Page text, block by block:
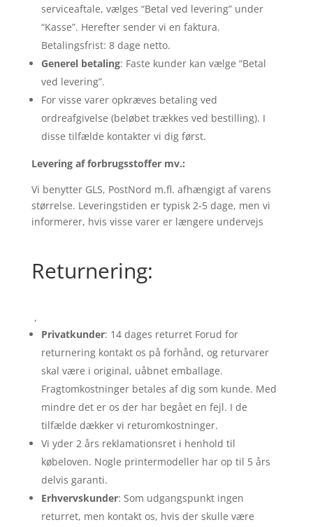
serviceaftale, vælges “Betal ved levering” under
“Kasse”. Herefter sender vi en faktura.
Betalingsfrist: 8 dage netto.
Generel betaling: Faste kunder kan vælge “Betal
ved levering”.
For visse varer opkræves betaling ved
ordreafgivelse (beløbet trækkes ved bestilling). I
disse tilfælde kontakter vi dig først.
Levering af forbrugsstoffer mv.:
Vi benytter GLS, PostNord m.fl. afhængigt af varens
størrelse. Leveringstiden er typisk 2-5 dage, men vi
informerer, hvis visse varer er længere undervejs
Returnering:
,
Privatkunder: 14 dages returret Forud for
returnering kontakt os på forhånd, og returvarer
skal være i original, uåbnet emballage.
Fragtomkostninger betales af dig som kunde. Med
mindre det er os der har begået en fejl. I de
tilfælde dækker vi returomkostninger.
Vi yder 2 års reklamationsret i henhold til
købeloven. Nogle printermodeller har op til 5 års
delvis garanti.
Erhvervskunder: Som udgangspunkt ingen
returret, men kontakt os, hvis der skulle være